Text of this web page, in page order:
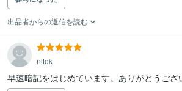
出品者からの返信を読む
nitok
早速暗記をはじめています。ありがとうござ